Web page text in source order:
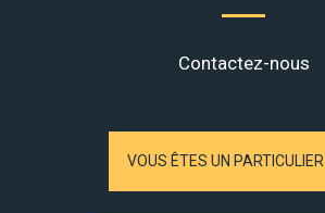
Contactez-nous
VOUS ÊTES UN PARTICULIER